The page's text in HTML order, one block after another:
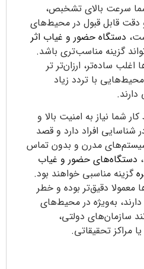
سرعت بالای تشخبص،
دقت قابل ‌قبول در محیط‌های
دستگاه حضور و غیاب اثر
گزینه مناسب‌تری باشد.
اغلب ساده‌تر، ارزان‌تر تر
با تردد زیاد
شما نیاز به امنیت بالا و
شناسایی افراد دارد و قصد
سیستم‌های مدرن و بدون تماس
دستگاه‌های حضور و غیاب
گزینه مناسبی خواهند بود.
معمولا دقیق‌تر بوده و خطر
به‌ویژه در محیط‌های
سازمان‌های دولتی،
مراکز تحقیقاتی.